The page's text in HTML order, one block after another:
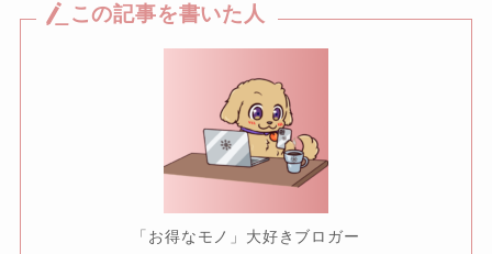
この記事を書いた人
「お得なモノ」大好きブロガー